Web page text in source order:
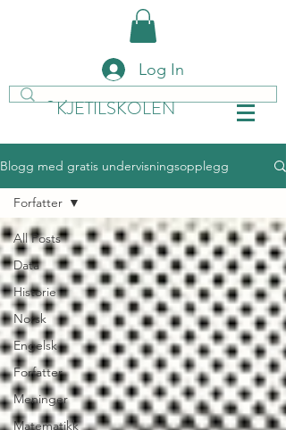
KJETILSKOLEN
Log In
Blogg med gratis undervisningsopplegg
All Posts
Data
Historie
Norsk
Engelsk
Forfatter
Meninger
Matematikk
Forfatter